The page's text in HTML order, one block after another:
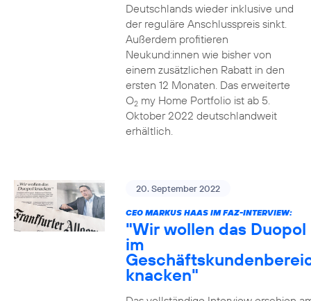
Deutschlands wieder inklusive und
der reguläre Anschlusspreis sinkt.
Außerdem profitieren
Neukund:innen wie bisher von
einem zusätzlichen Rabatt in den
ersten 12 Monaten. Das erweiterte
O2my Home Portfolio ist ab 5.
Oktober 2022 deutschlandweit
erhältlich.
20. September 2022
CEO MARKUS HAAS IM FAZ-INTERVIEW:
"Wir wollen das Duopol
im
knacken"